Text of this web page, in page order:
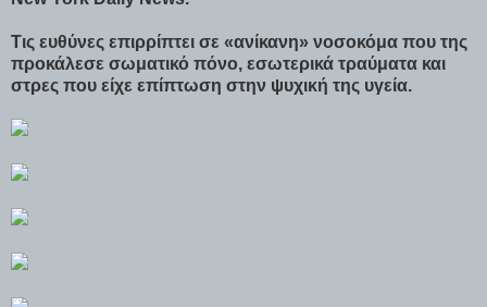
Τις ευθύνες επιρρίπτει σε «ανίκανη» νοσοκόμα που της
προκάλεσε σωματικό πόνο, εσωτερικά τραύματα και
στρες που είχε επίπτωση στην ψυχική της υγεία.